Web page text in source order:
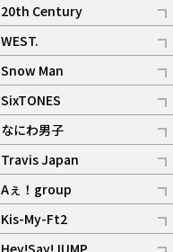
20th Century
記事
WEST.
記事
Snow Man
記事
ギャラリー
SixTONES
記事
ギャラリー
なにわ男子
記事
Travis Japan
記事
Aぇ！group
記事
Kis-My-Ft2
記事